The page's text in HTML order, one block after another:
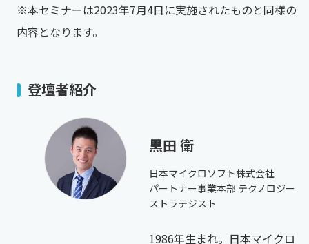
※本セミナーは2023年7月4日に実施されたものと同様の
内容となります。
登壇者紹介
黒田 衛
日本マイクロソフト株式会社
パートナー事業本部 テクノロジー
ストラテジスト
1986年生まれ。日本マイクロ